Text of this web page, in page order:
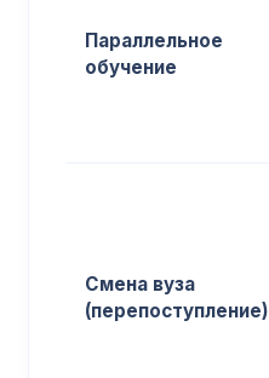
Параллельное
обучение
Смена вуза
(перепоступление)